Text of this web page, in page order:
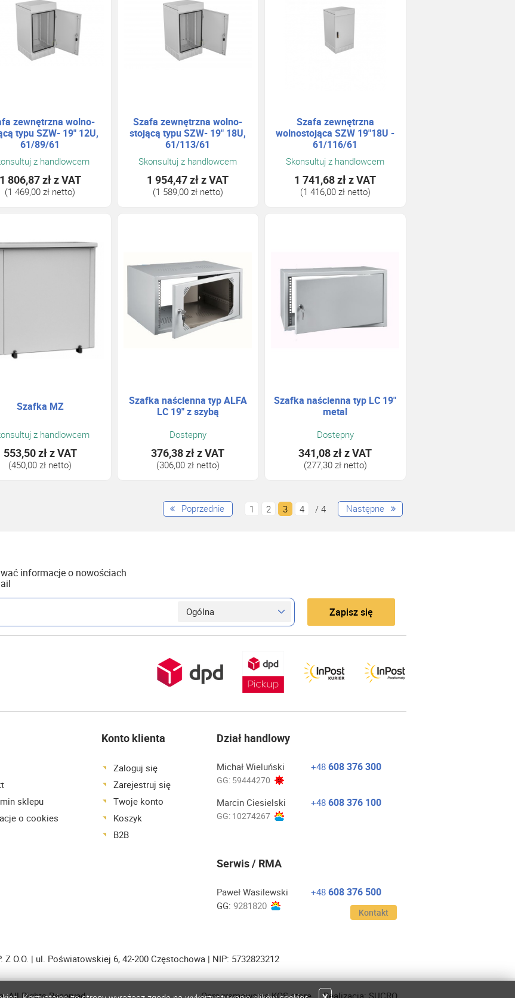
zewnętrzna wolno-
typu SZW- 19" 12U,
61/89/61
z handlowcem
1 806,87 złz VAT
(1 469,00 zł netto)
Szafa zewnętrzna wolno-
stojącą typu SZW- 19" 18U,
61/113/61
Skonsultuj z handlowcem
1 954,47 złz VAT
(1 589,00 zł netto)
Szafa zewnętrzna
wolnostojąca SZW 19"18U -
61/116/61
Skonsultuj z handlowcem
1 741,68 złz VAT
(1 416,00 zł netto)
Szafka MZ
z handlowcem
553,50 złz VAT
(450,00 zł netto)
Szafka naścienna typ ALFA
LC 19" z szybą
Dostepny
376,38 złz VAT
(306,00 zł netto)
Szafka naścienna typ LC 19"
metal
Dostepny
341,08 złz VAT
(277,30 zł netto)
Poprzednie 1 2 3 4 / 4 Następne
informacje o nowościach
Zapisz się
sklepu
o cookies
Konto klienta
Zaloguj się
Zarejestruj się
Twoje konto
Koszyk
B2B
Dział handlowy
Michał Wieluński
GG: 59444270
+48 608 376 300
Marcin Ciesielski
GG: 10274267
+48 608 376 100
Serwis / RMA
Paweł Wasilewski
GG: 9281820
+48 608 376 500
Kontakt
Z O.O. | ul. Poświatowskiej 6, 42-200 Częstochowa | NIP: 5732823212
All Rights Reserved. OprogramowanieKQS.store Realizacja: SUCRO